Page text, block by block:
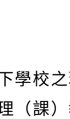
學校
（課